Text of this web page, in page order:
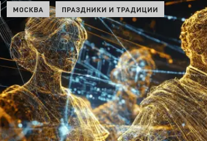
МОСКВА ПРАЗДНИКИ И ТРАДИЦИИ